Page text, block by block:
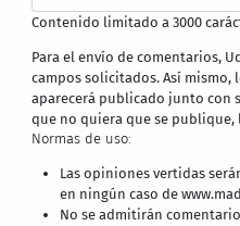
Contenido limitado a 3000
Para el envío de comentarios,
campos solicitados. Así
aparecerá publicado junto con
que no quiera que se
Normas de uso:
Las opiniones vertidas
en ningún caso de
No se admitirán